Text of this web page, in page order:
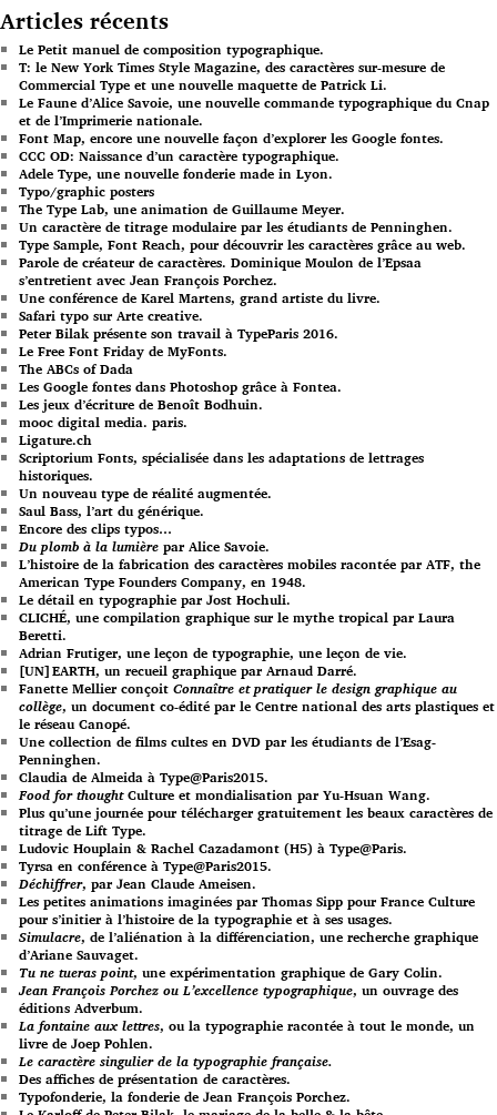
Articles récents
Le Petit manuel de composition typographique.
T: le New York Times Style Magazine, des caractères sur-mesure de
Commercial Type et une nouvelle maquette de Patrick Li.
Le Faune d’Alice Savoie, une nouvelle commande typographique du Cnap
et de l’Imprimerie nationale.
Font Map, encore une nouvelle façon d’explorer les Google fontes.
CCC OD: Naissance d’un caractère typographique.
Adele Type, une nouvelle fonderie made in Lyon.
Typo/graphic posters
The Type Lab, une animation de Guillaume Meyer.
Un caractère de titrage modulaire par les étudiants de Penninghen.
Type Sample, Font Reach, pour découvrir les caractères grâce au web.
Parole de créateur de caractères. Dominique Moulon de l’Epsaa
s’entretient avec Jean François Porchez.
Une conférence de Karel Martens, grand artiste du livre.
Safari typo sur Arte creative.
Peter Bilak présente son travail à TypeParis 2016.
Le Free Font Friday de MyFonts.
The ABCs of Dada
Les Google fontes dans Photoshop grâce à Fontea.
Les jeux d’écriture de Benoît Bodhuin.
mooc digital media. paris.
Ligature.ch
Scriptorium Fonts, spécialisée dans les adaptations de lettrages
historiques.
Un nouveau type de réalité augmentée.
Saul Bass, l’art du générique.
Encore des clips typos…
Du plomb à la lumière par Alice Savoie.
L’histoire de la fabrication des caractères mobiles racontée par ATF, the
American Type Founders Company, en 1948.
Le détail en typographie par Jost Hochuli.
CLICHÉ, une compilation graphique sur le mythe tropical par Laura
Beretti.
Adrian Frutiger, une leçon de typographie, une leçon de vie.
[UN]EARTH, un recueil graphique par Arnaud Darré.
Fanette Mellier conçoit Connaître et pratiquer le design graphique au
collège, un document co-édité par le Centre national des arts plastiques et
le réseau Canopé.
Une collection de films cultes en DVD par les étudiants de l’Esag-
Penninghen.
Claudia de Almeida à Type@Paris2015.
Food for thoughtCulture et mondialisation par Yu-Hsuan Wang.
Plus qu’une journée pour télécharger gratuitement les beaux caractères de
titrage de Lift Type.
Ludovic Houplain & Rachel Cazadamont (H5) à Type@Paris.
Tyrsa en conférence à Type@Paris2015.
Déchiffrer, par Jean Claude Ameisen.
Les petites animations imaginées par Thomas Sipp pour France Culture
pour s’initier à l’histoire de la typographie et à ses usages.
Simulacre, de l’aliénation à la différenciation, une recherche graphique
d’Ariane Sauvaget.
Tu ne tueras point, une expérimentation graphique de Gary Colin.
Jean François Porchez ou L’excellence typographique, un ouvrage des
éditions Adverbum.
La fontaine aux lettres, ou la typographie racontée à tout le monde, un
livre de Joep Pohlen.
Le caractère singulier de la typographie française.
Des affiches de présentation de caractères.
Typofonderie, la fonderie de Jean François Porchez.